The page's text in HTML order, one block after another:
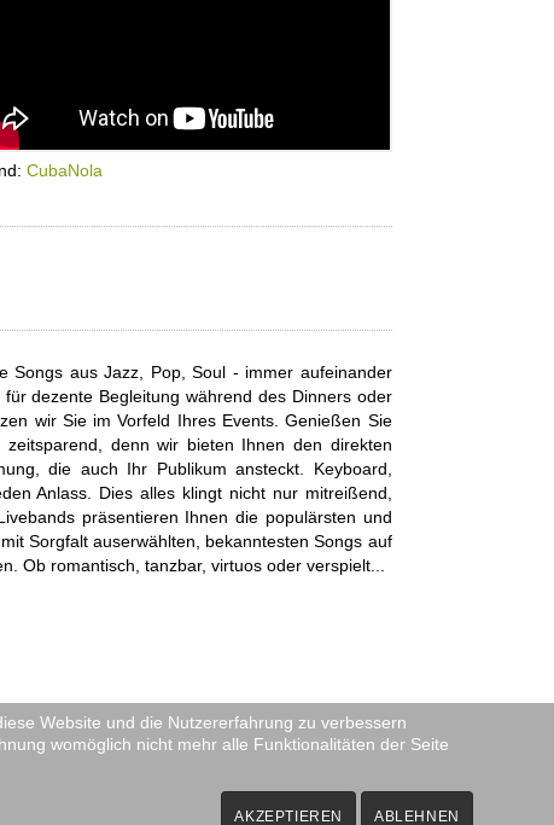
CubaNola
Songs aus Jazz, Pop, Soul - immer aufeinander
dezente Begleitung während des Dinners oder
wir Sie im Vorfeld Ihres Events. Genießen Sie
denn wir bieten Ihnen den direkten
die auch Ihr Publikum ansteckt. Keyboard,
Anlass. Dies alles klingt nicht nur mitreißend,
präsentieren Ihnen die populärsten und
Sorgfalt auserwählten, bekanntesten Songs auf
Ob romantisch, tanzbar, virtuos oder verspielt...
Website und die Nutzererfahrung zu verbessern
womöglich nicht mehr alle Funktionalitäten der Seite
AKZEPTIEREN ABLEHNEN